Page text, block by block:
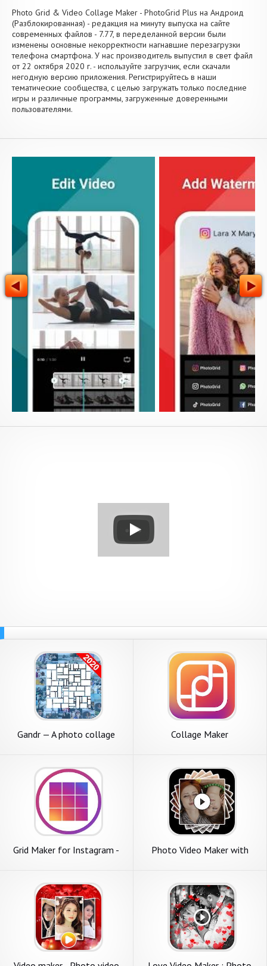
Photo Grid & Video Collage Maker - PhotoGrid Plus на Андроид
(Разблокированная) - редакция на минуту выпуска на сайте
современных файлов - 7.77, в переделанной версии были
изменены основные некорректности нагнавшие перезагрузки
телефона смартфона. У нас производитель выпустил в свет файл
от 22 октября 2020 г. - используйте загрузчик, если скачали
негодную версию приложения. Регистрируйтесь в наши
тематические сообщества, с целью загружать только последние
игры и различные программы, загруженные доверенными
пользователями.
Gandr — A photo collage
Collage Maker
Grid Maker for Instagram -
Photo Video Maker with